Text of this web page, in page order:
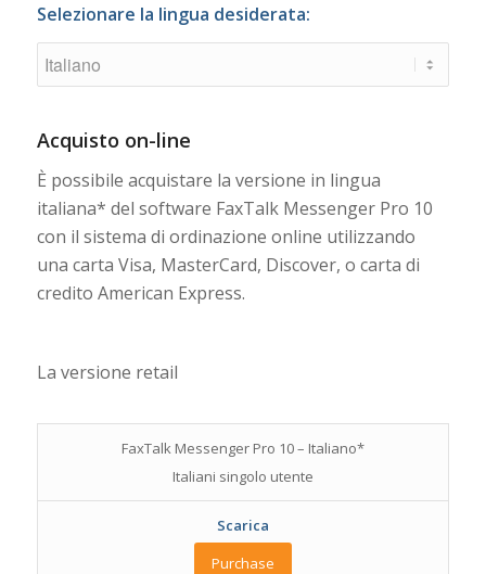
Selezionare la lingua desiderata:
Acquisto on-line
È possibile acquistare la versione in lingua
italiana* del software FaxTalk Messenger Pro 10
con il sistema di ordinazione online utilizzando
una carta Visa, MasterCard, Discover, o carta di
credito American Express.
La versione retail
FaxTalk Messenger Pro 10 – Italiano*
Italiani singolo utente
Scarica
Purchase